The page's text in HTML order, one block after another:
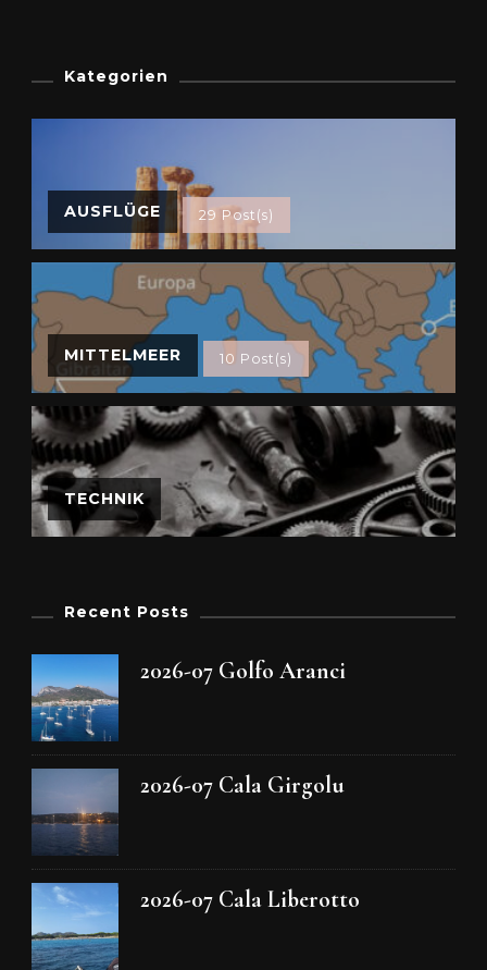
Kategorien
AUSFLÜGE 29 Post(s)
MITTELMEER 10 Post(s)
TECHNIK
Recent Posts
2026-07 Golfo Aranci
2026-07 Cala Girgolu
2026-07 Cala Liberotto